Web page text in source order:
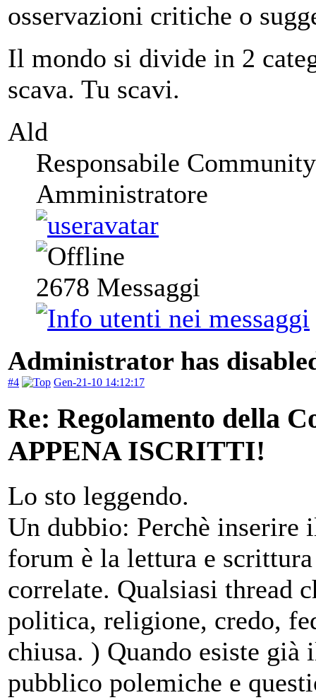
osservazioni critiche o
Il mondo si divide in 2
scava. Tu scavi.
Ald
Responsabile Community
Amministratore
2678 Messaggi
Administrator has
#4 Gen-21-10 14:12:17
Re: Regolamento della
APPENA ISCRITTI!
Lo sto leggendo.
Un dubbio: Perchè inserire
forum è la lettura e
correlate. Qualsiasi thread
politica, religione, credo,
chiusa. ) Quando esiste
pubblico polemiche e